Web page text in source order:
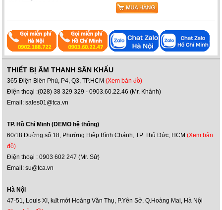
THIẾT BỊ ÂM THANH SÂN KHẤU
365 Điện Biên Phủ, P4, Q3, TP.HCM(Xem bản đồ)
Điện thoại :(028) 38 329 329 - 0903.60.22.46 (Mr. Khánh)
Email: sales01@tca.vn
TP. Hồ Chí Minh (DEMO hệ thống)
60/18 Đường số 18, Phường Hiệp Bình Chánh, TP. Thủ Đức, HCM(Xem bản
đồ)
Điện thoại : 0903 602 247 (Mr. Sử)
Email: su@tca.vn
Hà Nội
47-51, Louis XI, kđt mới Hoàng Văn Thụ, P.Yên Sở, Q.Hoàng Mai, Hà Nội